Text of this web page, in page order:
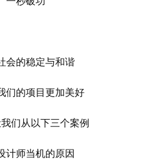
会的稳定与和谐
们的项目更加美好
们从以下三个案例
计师当机的原因